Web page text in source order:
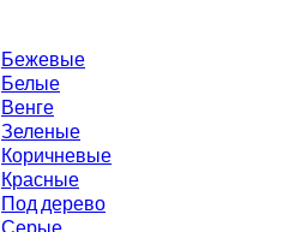
Бежевые
Белые
Венге
Зеленые
Коричневые
Красные
Под дерево
Серые